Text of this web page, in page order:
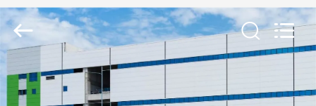
ACCUEIL
Qingdao
KaFa
Fabrication
Ltd..
All